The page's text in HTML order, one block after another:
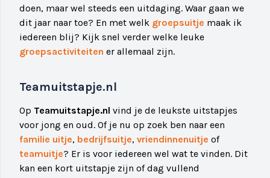
doen, maar wel steeds een uitdaging. Waar gaan we
dit jaar naar toe? En met welk groepsuitje maak ik
iedereen blij? Kijk snel verder welke leuke
groepsactiviteiten er allemaal zijn.
Teamuitstapje.nl
Op Teamuitstapje.nl vind je de leukste uitstapjes
voor jong en oud. Of je nu op zoek ben naar een
familie uitje, bedrijfsuitje, vriendinnenuitje of
teamuitje? Er is voor iedereen wel wat te vinden. Dit
kan een kort uitstapje zijn of dag vullend